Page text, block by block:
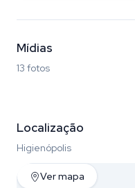
Mídias
13 fotos
Localização
Higienópolis
Ver mapa